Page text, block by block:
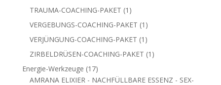
TRAUMA-COACHING-PAKET 1 1
Produkt
VERGEBUNGS-COACHING-PAKET 1 1
Produkt
VERJÜNGUNG-COACHING-PAKET 1 1
Produkt
ZIRBELDRÜSEN-COACHING-PAKET 1 1
Energie-Werkzeuge 1717
Produkte
AMRANA ELIXIER - NACHFÜLLBARE ESSENZ - SEX-